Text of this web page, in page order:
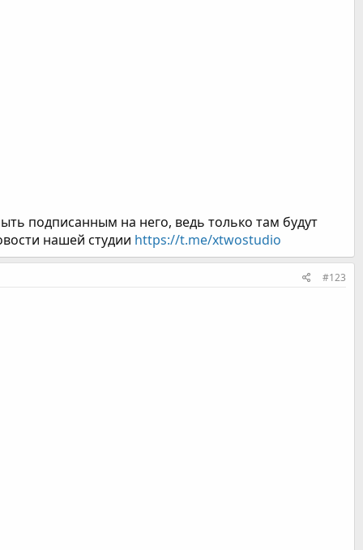
подписанным на него, ведь только там будут
нашей студии https://t.me/xtwostudio
#123